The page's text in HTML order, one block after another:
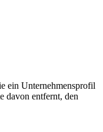
ein Unternehmensprofil
davon entfernt, den